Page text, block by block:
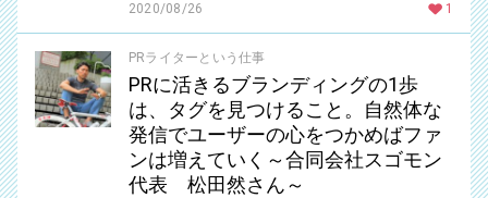
2020/08/26 1
PRライターという仕事
PRに活きるブランディングの1歩
は、タグを見つけること。自然体な
発信でユーザーの心をつかめばファ
ンは増えていく～合同会社スゴモン
代表 松田然さん～